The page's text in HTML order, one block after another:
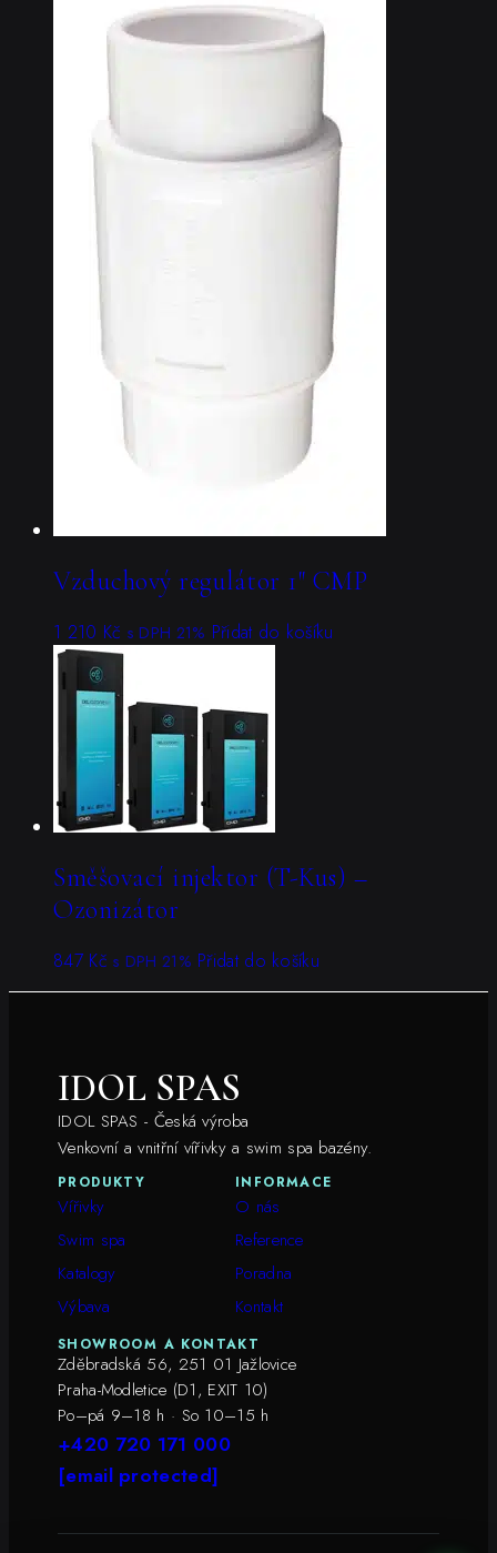
Vzduchový regulátor 1″ CMP
1 210 Kč s DPH 21% Přidat do košíku
Směšovací injektor (T-Kus) –
Ozonizátor
847 Kč s DPH 21% Přidat do košíku
IDOL SPAS
IDOL SPAS - Česká výroba
Venkovní a vnitřní vířivky a swim spa bazény.
PRODUKTY
Vířivky
Swim spa
Katalogy
Výbava
INFORMACE
O nás
Reference
Poradna
Kontakt
SHOWROOM A KONTAKT
Zděbradská 56, 251 01 Jažlovice
Praha-Modletice (D1, EXIT 10)
Po–pá 9–18 h · So 10–15 h
+420 720 171 000
[email protected]